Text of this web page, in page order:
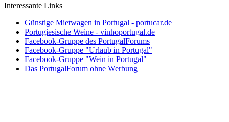
Interessante Links
Günstige Mietwagen in Portugal - portucar.de
Portugiesische Weine - vinhoportugal.de
Facebook-Gruppe des PortugalForums
Facebook-Gruppe "Urlaub in Portugal"
Facebook-Gruppe "Wein in Portugal"
Das PortugalForum ohne Werbung